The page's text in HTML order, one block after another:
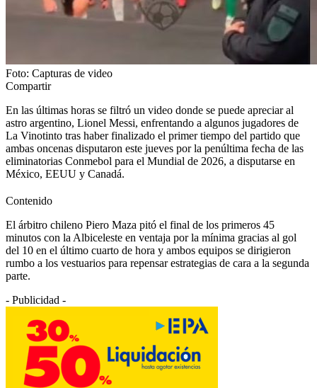
Foto: Capturas de video
Compartir
En las últimas horas se filtró un video donde se puede apreciar al
astro argentino, Lionel Messi, enfrentando a algunos jugadores de
La Vinotinto tras haber finalizado el primer tiempo del partido que
ambas oncenas disputaron este jueves por la penúltima fecha de las
eliminatorias Conmebol para el Mundial de 2026, a disputarse en
México, EEUU y Canadá.
Contenido
El árbitro chileno Piero Maza pitó el final de los primeros 45
minutos con la Albiceleste en ventaja por la mínima gracias al gol
del 10 en el último cuarto de hora y ambos equipos se dirigieron
rumbo a los vestuarios para repensar estrategias de cara a la segunda
parte.
- Publicidad -